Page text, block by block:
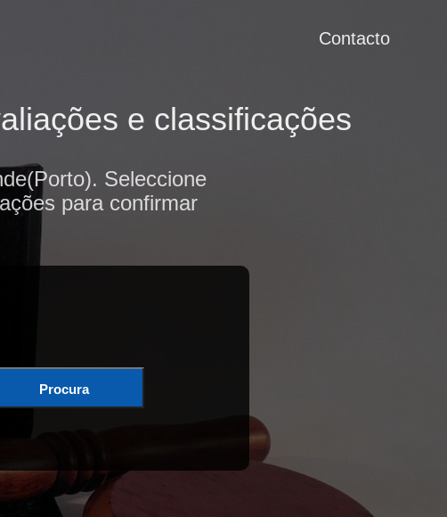
Contacto
e classificações
Seleccione
para confirmar
Procura